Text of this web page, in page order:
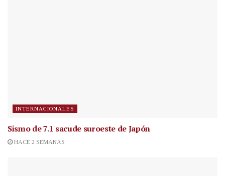
INTERNACIONALES
Sismo de 7.1 sacude suroeste de Japón
HACE 2 SEMANAS